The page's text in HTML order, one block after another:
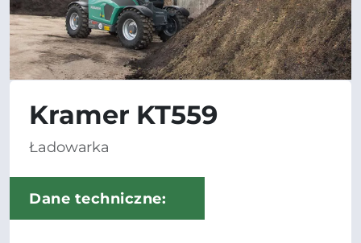
Kramer KT559
Ładowarka
Dane techniczne: